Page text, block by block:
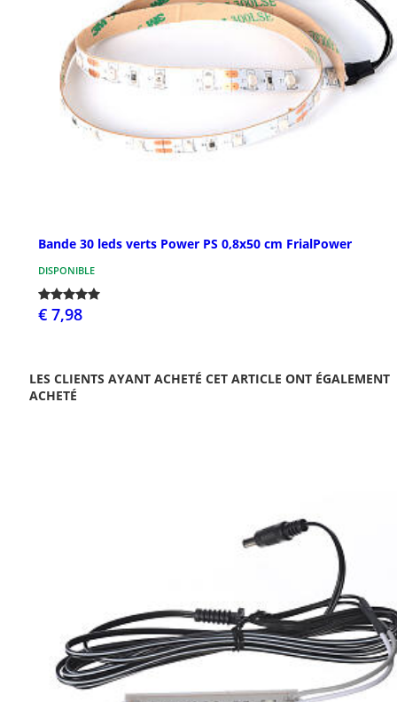
Bande 30 leds verts Power PS 0,8x50 cm FrialPower
DISPONIBLE
€ 7,98
LES CLIENTS AYANT ACHETÉ CET ARTICLE ONT ÉGALEMENT
ACHETÉ